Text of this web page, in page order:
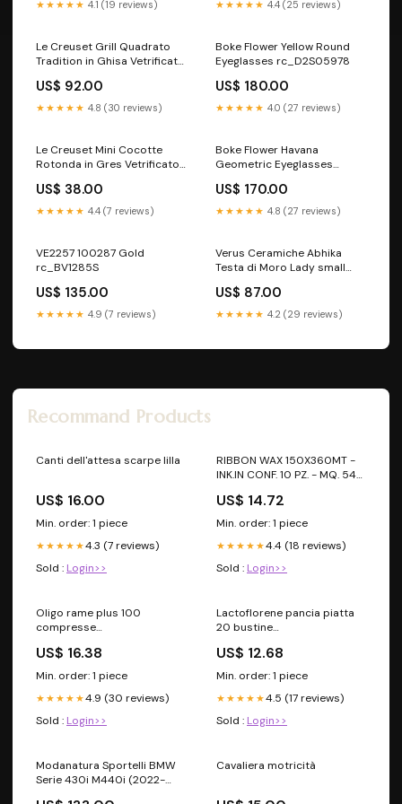
★★★★★ 4.1 (19 reviews) ★★★★★ 4.4 (25 reviews)
Le Creuset Grill Quadrato
Tradition in Ghisa Vetrificata
cm
US$ 92.00
★★★★★ 4.8 (30 reviews)
Boke Flower Yellow Round
Eyeglasses rc_D2S05978
US$ 180.00
★★★★★ 4.0 (27 reviews)
Le Creuset Mini Cocotte
Rotonda in Gres Vetrificato
US$ 38.00
★★★★★ 4.4 (7 reviews)
Boke Flower Havana
Geometric Eyeglasses
US$ 170.00
★★★★★ 4.8 (27 reviews)
VE2257 100287 Gold
rc_BV1285S
US$ 135.00
★★★★★ 4.9 (7 reviews)
Verus Ceramiche Abhika
Testa di Moro Lady small
US$ 87.00
★★★★★ 4.2 (29 reviews)
Recommand Products
Canti dell'attesa scarpe lilla
US$ 16.00
Min. order: 1 piece
★★★★★4.3 (7 reviews)
Sold : Login>>
RIBBON WAX 150X360MT -
INK.IN CONF. 10 PZ. - MQ. 54
US$ 14.72
Min. order: 1 piece
★★★★★4.4 (18 reviews)
Sold : Login>>
Oligo rame plus 100
compresse
US$ 16.38
Min. order: 1 piece
★★★★★4.9 (30 reviews)
Sold : Login>>
Lactoflorene pancia piatta
20 bustine
US$ 12.68
Min. order: 1 piece
★★★★★4.5 (17 reviews)
Sold : Login>>
Modanatura Sportelli BMW
Serie 430i M440i (2022-
Cavaliera motricità